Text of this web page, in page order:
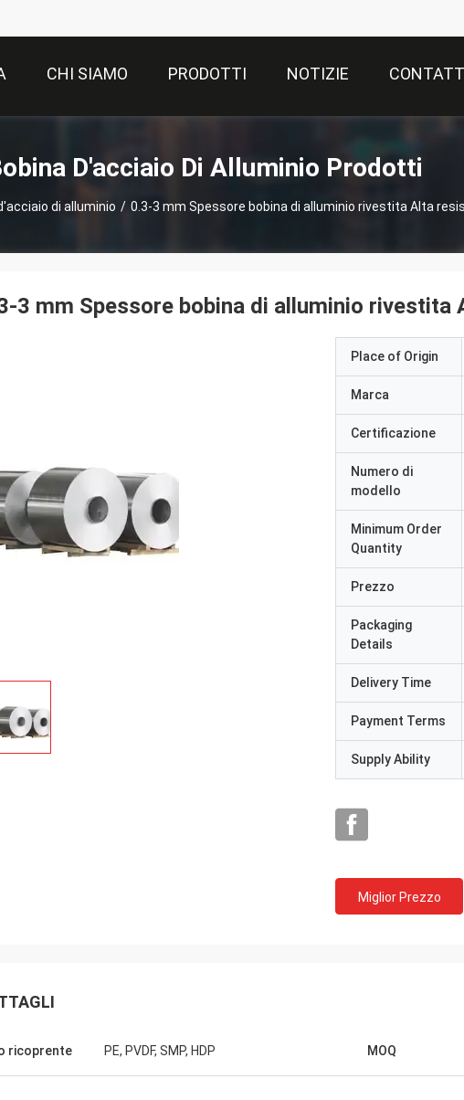
CHI SIAMO PRODOTTI NOTIZIE
D'acciaio Di Alluminio Prodotti
di alluminio / 0.3-3 mm Spessore bobina di alluminio rivestita Alta
3 mm Spessore bobina di alluminio rivestita
Place of Origin
Marca
Certificazione
Numero di
modello
Minimum Order
Quantity
Prezzo
Packaging
Details
Delivery Time
Payment Terms
Supply Ability
Miglior Prezzo
ricoprente PE, PVDF, SMP, HDP MOQ